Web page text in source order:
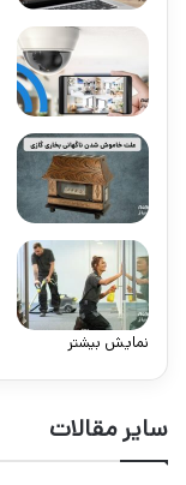
نمایش بیشتر
سایر مقالات